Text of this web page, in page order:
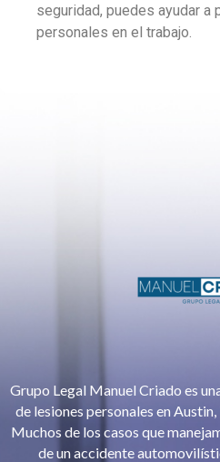
seguridad, puedes ayudar a
personales en el trabajo.
Grupo Legal Manuel Criado es
de lesiones personales en
Muchos de los casos que
de un accidente